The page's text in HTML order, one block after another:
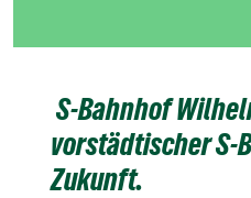
S-Bahnhof
vorstädtischer S-
Zukunft.